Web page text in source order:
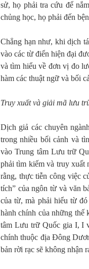
sử, họ phải tra cứu để
chủng học, họ phải đến
Chẳng hạn như, khi dịch
vào các từ điển hiện đại
và tìm hiểu về đơn vị đo
hàm các thuật ngữ và bối
Truy xuất và giải mã lưu
Dịch giả các chuyên
trong nhiều bối cảnh và
vào Trung tâm Lưu trữ
phải tìm kiếm và truy xuất
rằng, thực tiễn công việc
tích” của ngôn từ và văn
của từ, mà phải hiểu từ
hành chính của những
tâm Lưu trữ Quốc gia I, I
chính thuộc địa Đông
bản rời rạc sẽ không nhận